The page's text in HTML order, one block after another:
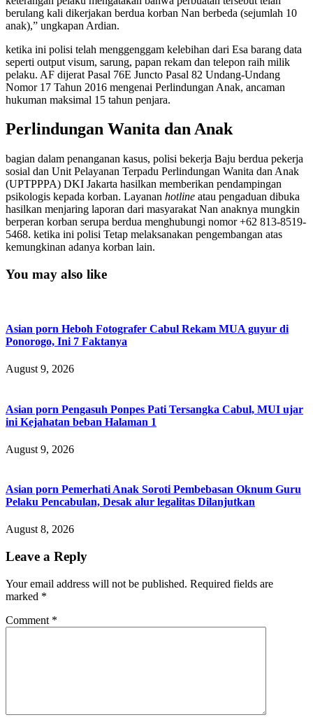
berulang kali dikerjakan berdua korban Nan berbeda (sejumlah 10
anak),” ungkapan Ardian.
ketika ini polisi telah menggenggam kelebihan dari Esa barang data
seperti output visum, sarung, papan rekam dan telepon raih milik
pelaku. AF dijerat Pasal 76E Juncto Pasal 82 Undang-Undang
Nomor 17 Tahun 2016 mengenai Perlindungan Anak, ancaman
hukuman maksimal 15 tahun penjara.
Perlindungan Wanita dan Anak
bagian dalam penanganan kasus, polisi bekerja Baju berdua pekerja
sosial dan Unit Pelayanan Terpadu Perlindungan Wanita dan Anak
(UPTPPPA) DKI Jakarta hasilkan memberikan pendampingan
psikologis kepada korban. Layanan hotline atau pengaduan dibuka
hasilkan menjaring laporan dari masyarakat Nan anaknya mungkin
berperan korban serupa berdua menghubungi nomor +62 813-8519-
5468. ketika ini polisi Tetap melaksanakan pengembangan atas
kemungkinan adanya korban lain.
You may also like
Asian porn Heboh Fotografer Cabul Rekam MUA guyur di
Ponorogo, Ini 7 Faktanya
August 9, 2026
Asian porn Pengasuh Ponpes Pati Tersangka Cabul, MUI ujar
ini Kejahatan beban Halaman 1
August 9, 2026
Asian porn Pemerhati Anak Soroti Pembebasan Oknum Guru
Pelaku Pencabulan, Desak alur legalitas Dilanjutkan
August 8, 2026
Leave a Reply
Your email address will not be published. Required fields are
marked *
Comment *